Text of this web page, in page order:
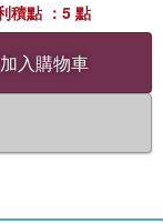
加入購物車
積點 ：5 點